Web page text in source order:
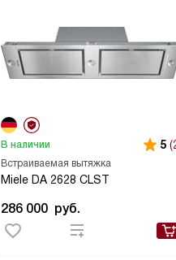
Встраиваемая вытяжка
Miele DA 2628 CLST
В наличии 5
286 000 руб.